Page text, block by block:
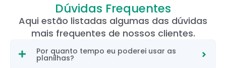
Dúvidas Frequentes
Aqui estão listadas algumas das dúvidas
mais frequentes de nossos clientes.
Por quanto tempo eu poderei usar as
planilhas?